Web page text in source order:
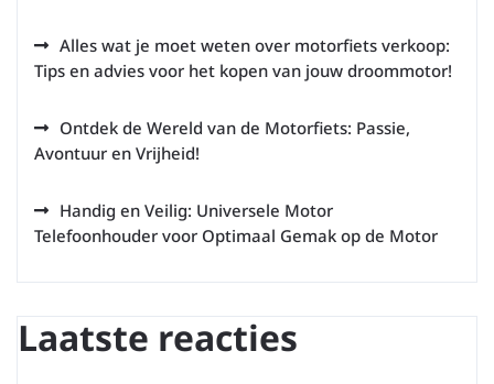
Alles wat je moet weten over motorfiets verkoop:
Tips en advies voor het kopen van jouw droommotor!
Ontdek de Wereld van de Motorfiets: Passie,
Avontuur en Vrijheid!
Handig en Veilig: Universele Motor
Telefoonhouder voor Optimaal Gemak op de Motor
Laatste reacties